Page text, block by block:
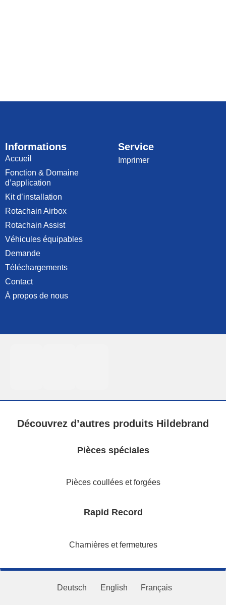
Informations
Accueil
Fonction & Domaine
d’application
Kit d’installation
Rotachain Airbox
Rotachain Assist
Véhicules équipables
Demande
Téléchargements
Contact
À propos de nous
Service
Imprimer
Découvrez d’autres produits Hildebrand
Pièces spéciales
Pièces coullées et forgées
Rapid Record
Charnières et fermetures
Deutsch English Français